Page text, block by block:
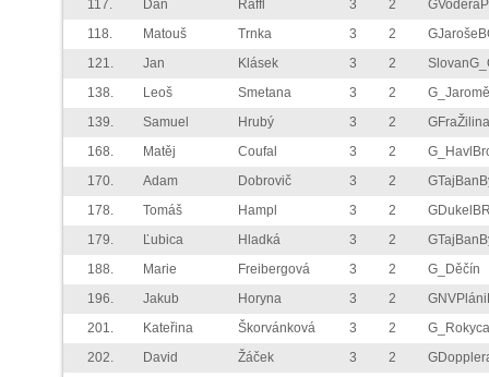
117.
Dan Raffl 3 2
118.
Matouš Trnka 3 2
121.
Jan Klásek 3 2
138.
Leoš Smetana 3 2
139.
Samuel Hrubý 3 2
GFraŽilina
168.
Matěj Coufal 3 2
170.
Adam Dobrovič 3 2
178.
Tomáš Hampl 3 2
179.
Ľubica Hladká 3 2
188.
Marie Freibergová 3 2
G_Děčín
196.
Jakub Horyna 3 2
201.
Kateřina Škorvánková 3 2
202.
David Žáček 3 2